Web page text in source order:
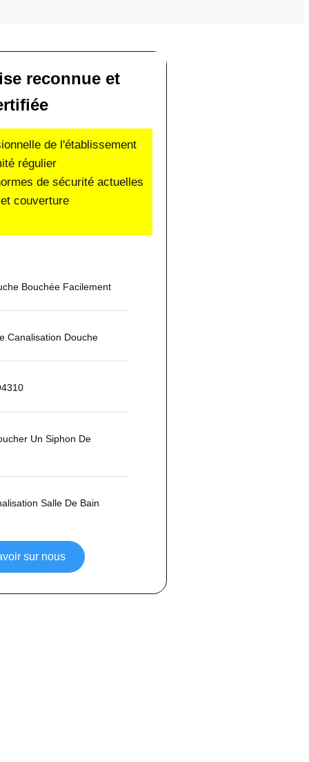
reconnue et
de l'établissement
régulier
de sécurité actuelles
couverture
Bouchée Facilement
Canalisation Douche
Un Siphon De
Salle De Bain
sur nous